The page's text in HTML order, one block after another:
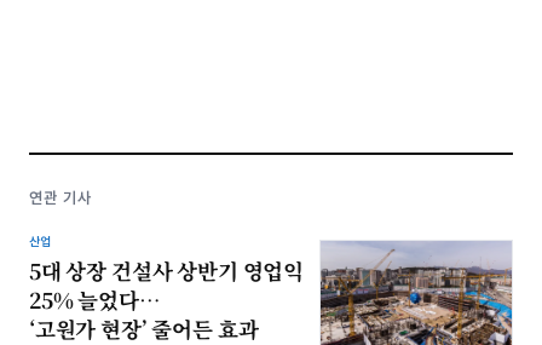
연관 기사
산업
5대 상장 건설사 상반기 영업익
25% 늘었다…
‘고원가 현장’ 줄어든 효과